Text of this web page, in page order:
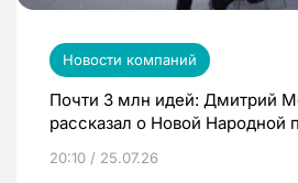
Новости компаний
Почти 3 млн идей: Дмитрий
рассказал о Новой Народной
20:10 / 25.07.26